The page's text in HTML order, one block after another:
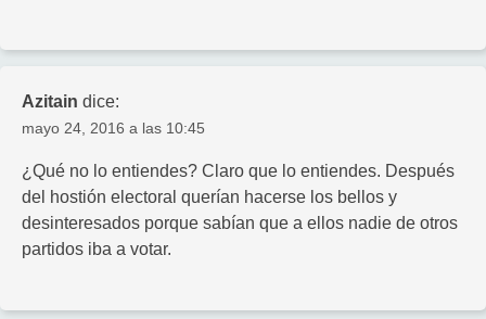
Azitain dice:
mayo 24, 2016 a las 10:45
¿Qué no lo entiendes? Claro que lo entiendes. Después
del hostión electoral querían hacerse los bellos y
desinteresados porque sabían que a ellos nadie de otros
partidos iba a votar.